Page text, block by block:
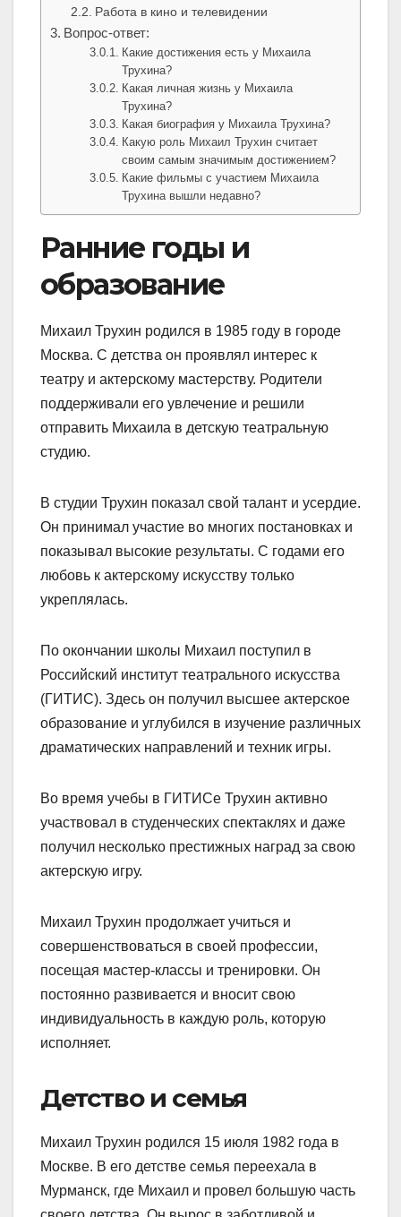
Работа в кино и телевидении
Вопрос-ответ:
Какие достижения есть у Михаила
Трухина?
Какая личная жизнь у Михаила
Трухина?
Какая биография у Михаила Трухина?
Какую роль Михаил Трухин считает
своим самым значимым достижением?
Какие фильмы с участием Михаила
Трухина вышли недавно?
Ранние годы и
образование
Михаил Трухин родился в 1985 году в городе
Москва. С детства он проявлял интерес к
театру и актерскому мастерству. Родители
поддерживали его увлечение и решили
отправить Михаила в детскую театральную
студию.
В студии Трухин показал свой талант и усердие.
Он принимал участие во многих постановках и
показывал высокие результаты. С годами его
любовь к актерскому искусству только
укреплялась.
По окончании школы Михаил поступил в
Российский институт театрального искусства
(ГИТИС). Здесь он получил высшее актерское
образование и углубился в изучение различных
драматических направлений и техник игры.
Во время учебы в ГИТИСе Трухин активно
участвовал в студенческих спектаклях и даже
получил несколько престижных наград за свою
актерскую игру.
Михаил Трухин продолжает учиться и
совершенствоваться в своей профессии,
посещая мастер-классы и тренировки. Он
постоянно развивается и вносит свою
индивидуальность в каждую роль, которую
исполняет.
Детство и семья
Михаил Трухин родился 15 июля 1982 года в
Москве. В его детстве семья переехала в
Мурманск, где Михаил и провел большую часть